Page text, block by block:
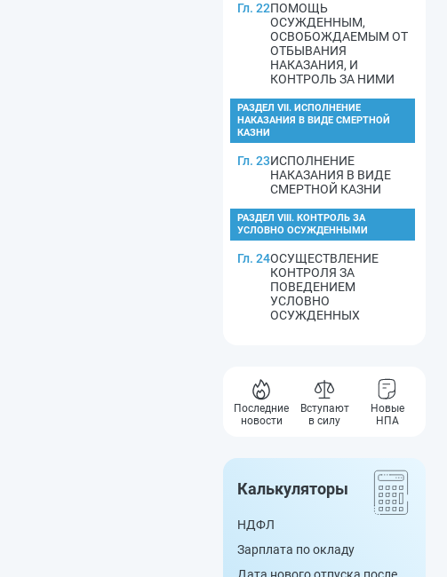
Гл. 22ПОМОЩЬ
ОСУЖДЕННЫМ,
ОСВОБОЖДАЕМЫМ ОТ
ОТБЫВАНИЯ
НАКАЗАНИЯ, И
КОНТРОЛЬ ЗА НИМИ
РАЗДЕЛ VII. ИСПОЛНЕНИЕ
НАКАЗАНИЯ В ВИДЕ СМЕРТНОЙ
КАЗНИ
Гл. 23ИСПОЛНЕНИЕ
НАКАЗАНИЯ В ВИДЕ
СМЕРТНОЙ КАЗНИ
РАЗДЕЛ VIII. КОНТРОЛЬ ЗА
УСЛОВНО ОСУЖДЕННЫМИ
Гл. 24ОСУЩЕСТВЛЕНИЕ
КОНТРОЛЯ ЗА
ПОВЕДЕНИЕМ
УСЛОВНО
ОСУЖДЕННЫХ
Последние
новости
Вступают
в силу
Новые
НПА
Калькуляторы
НДФЛ
Зарплата по окладу